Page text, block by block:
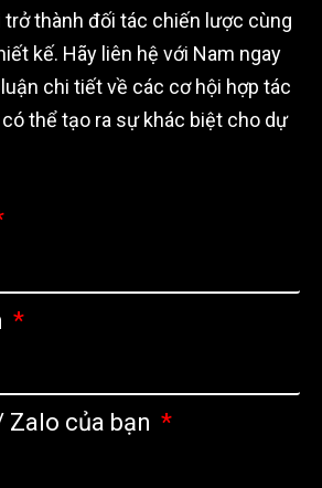
thành đối tác chiến lược cùng
kế. Hãy liên hệ với Nam ngay
chi tiết về các cơ hội hợp tác
thể tạo ra sự khác biệt cho dự
của bạn